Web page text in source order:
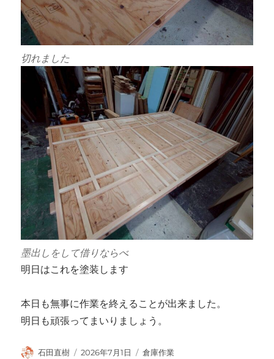
切れました
墨出しをして借りならべ
明日はこれを塗装します
本日も無事に作業を終えることが出来ました。
明日も頑張ってまいりましょう。
投
石田直樹
投
2026年7月1日
カ
倉庫作業